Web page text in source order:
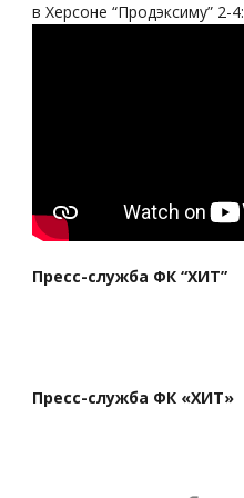
в Херсоне “Продэксиму” 2-4:
Пресс-служба ФК “ХИТ”
Пресс-служба ФК «ХИТ»